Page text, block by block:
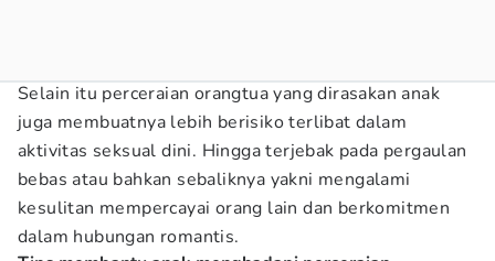
Selain itu perceraian orangtua yang dirasakan anak
juga membuatnya lebih berisiko terlibat dalam
aktivitas seksual dini. Hingga terjebak pada pergaulan
bebas atau bahkan sebaliknya yakni mengalami
kesulitan mempercayai orang lain dan berkomitmen
dalam hubungan romantis.